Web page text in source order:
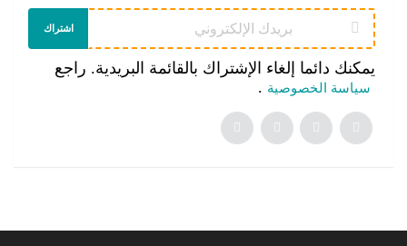
اشتراك
يمكنك دائما إلغاء الإشتراك بالقائمة البريدية. راجع
سياسة الخصوصية .